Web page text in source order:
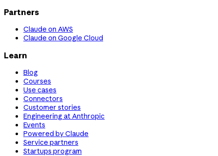
Partners
Claude on AWS
Claude on Google Cloud
Learn
Blog
Courses
Use cases
Connectors
Customer stories
Engineering at Anthropic
Events
Powered by Claude
Service partners
Startups program